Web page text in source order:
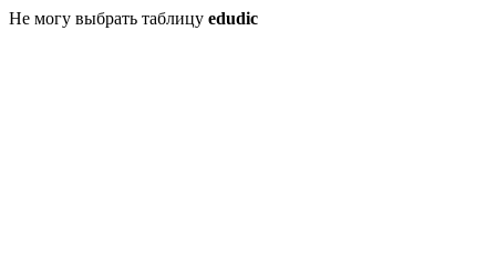
Не могу выбрать таблицу edudic